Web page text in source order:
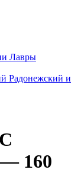
Лавры
Радонежский и
160